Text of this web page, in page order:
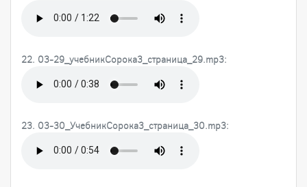
22. 03-29_учебникСорока3_страница_29.mp3:
23. 03-30_УчебникСорока3_страница_30.mp3: